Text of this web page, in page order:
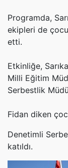
Programda,
ekipleri de
etti.
Etkinliğe,
Milli Eğitim
Serbestlik
Fidan diken
Denetimli
katıldı.